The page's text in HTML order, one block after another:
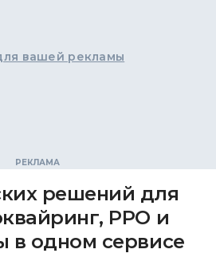
вашей рекламы
решений для
РРО и
в одном сервисе